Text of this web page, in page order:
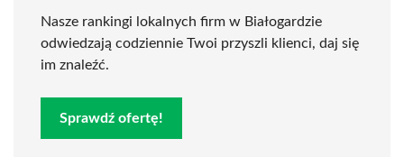
Nasze rankingi lokalnych firm w Białogardzie
odwiedzają codziennie Twoi przyszli klienci, daj się
im znaleźć.
Sprawdź ofertę!